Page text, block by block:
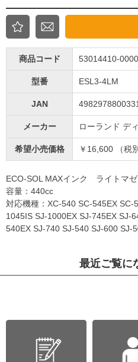
商品コード 53014410-
型番 ESL3-4LM
JAN 4982978800331
メーカー ローランド デ
希望小売価格 ￥16,600 （税別
ECO-SOL MAXインク ライトマゼ
容量：440cc
対応機種：XC-540 SC-545EX SC-
1045IS SJ-1000EX SJ-745EX SJ-
540EX SJ-740 SJ-540 SJ-600 SJ-
最近ご覧に